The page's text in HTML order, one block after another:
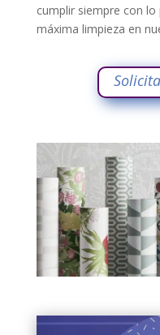
cumplir siempre con
máxima limpieza en